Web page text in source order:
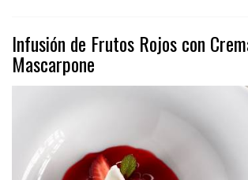
Infusión de Frutos Rojos con
Mascarpone